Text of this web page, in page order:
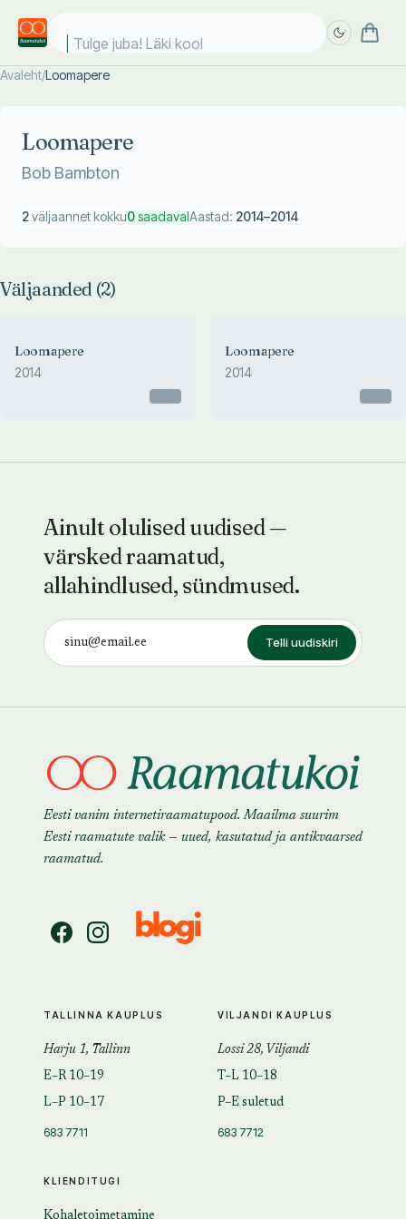
Tulge juba! Läki kooli
Avaleht/Loomapere
Loomapere
Bob Bambton
2väljaannet kokku0saadavalAastad: 2014–2014
Väljaanded (2)
Loomapere
2014
Loomapere
2014
Ainult olulised uudised —
värsked raamatud,
allahindlused, sündmused.
Telli uudiskiri
Eesti vanim internetiraamatupood. Maailma suurim
Eesti raamatute valik — uued, kasutatud ja antikvaarsed
raamatud.
KLIENDITUGI
TALLINNA KAUPLUS
Harju 1, Tallinn
E–R 10–19
L–P 10–17
683 7711
VILJANDI KAUPLUS
Lossi 28, Viljandi
T–L 10–18
P–E suletud
683 7712